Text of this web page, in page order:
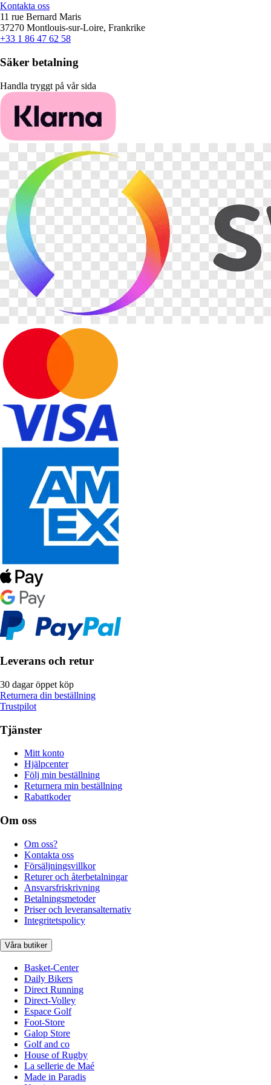
Kontakta oss
11 rue Bernard Maris
37270 Montlouis-sur-Loire, Frankrike
+33 1 86 47 62 58
Säker betalning
Handla tryggt på vår sida
Leverans och retur
30 dagar öppet köp
Returnera din beställning
Trustpilot
Tjänster
Mitt konto
Hjälpcenter
Följ min beställning
Returnera min beställning
Rabattkoder
Om oss
Om oss?
Kontakta oss
Försäljningsvillkor
Returer och återbetalningar
Ansvarsfriskrivning
Betalningsmetoder
Priser och leveransalternativ
Integritetspolicy
Våra butiker
Basket-Center
Daily Bikers
Direct Running
Direct-Volley
Espace Golf
Foot-Store
Galop Store
Golf and co
House of Rugby
La sellerie de Maé
Made in Paradis